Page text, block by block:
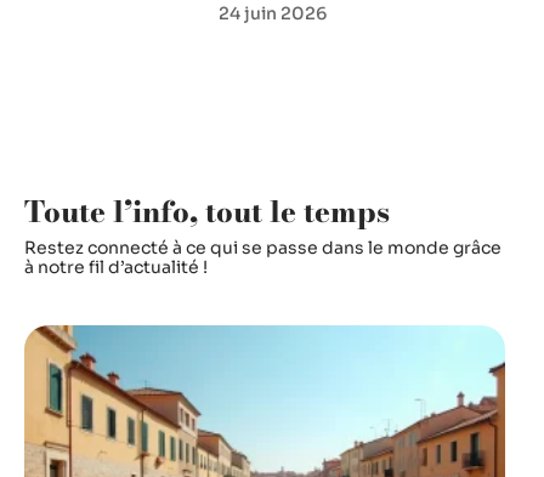
24 juin 2026
Toute l’info, tout le temps
Restez connecté à ce qui se passe dans le monde grâce
à notre fil d’actualité !